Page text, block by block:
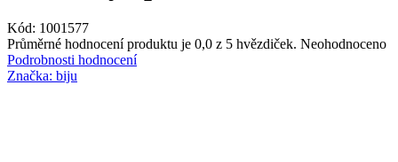
Kód: 1001577
Průměrné hodnocení produktu je 0,0 z 5 hvězdiček. Neohodnoceno
Podrobnosti hodnocení
Značka: biju